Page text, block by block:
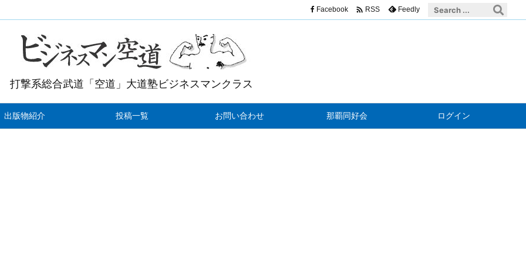
打撃系総合武道「空道」大道塾ビジネスマンクラス
出版物紹介 投稿一覧 お問い合わせ 那覇同好会 ログイン
Facebook  RSS Feedly